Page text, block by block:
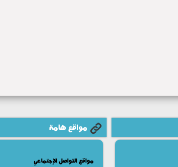
مواقع هامة
مواقع التواصل الإجتماعي